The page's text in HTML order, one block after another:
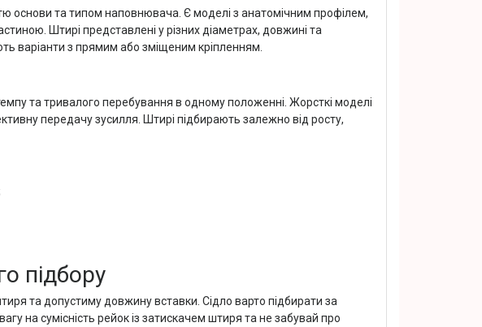
основи та типом наповнювача. Є моделі з анатомічним профілем,
Штирі представлені у різних діаметрах, довжині та
варіанти з прямим або зміщеним кріпленням.
та тривалого перебування в одному положенні. Жорсткі моделі
передачу зусилля. Штирі підбирають залежно від росту,
підбору
та допустиму довжину вставки. Сідло варто підбирати за
на сумісність рейок із затискачем штиря та не забувай про